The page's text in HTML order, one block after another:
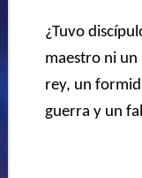
¿Tuvo
maestro ni un
rey, un
guerra y un